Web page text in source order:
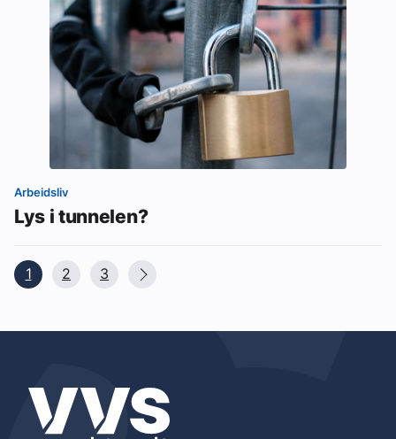
Arbeidsliv
Lys i tunnelen?
1 2 3